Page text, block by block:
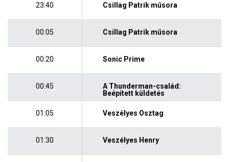
23:40 Csillag Patrik műsora
00:05 Csillag Patrik műsora
00:20 Sonic Prime
00:45
A Thunderman-család:
Beépített küldetés
01:05 Veszélyes Osztag
01:30 Veszélyes Henry